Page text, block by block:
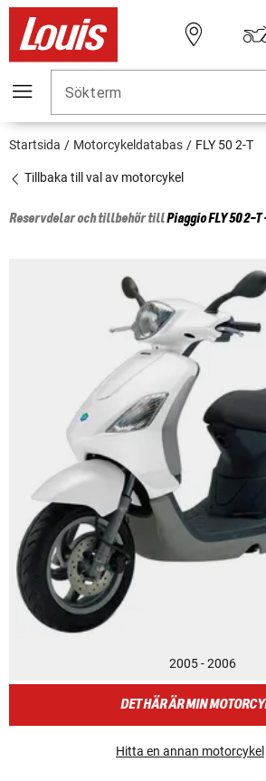
Sökterm
Startsida Motorcykeldatabas FLY 50 2-T
Tillbaka till val av motorcykel
Reservdelar och tillbehör tillPiaggioFLY 50 2-
2005 - 2006
DET HÄR ÄR MIN
Hitta en annan motorcykel